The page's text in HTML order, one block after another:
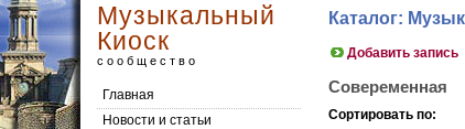
Музыкальный
Киоск
сообщество
Главная
Новости и статьи
Каталог:
Добавить запись
Совеременная
Сортировать по: